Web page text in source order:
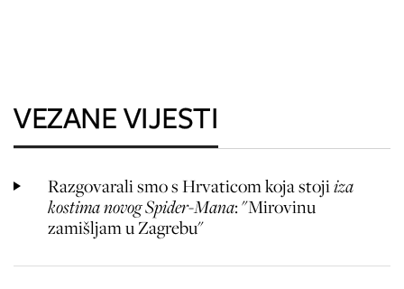
VEZANE VIJESTI
Razgovarali smo s Hrvaticom koja stojiiza
kostima novog Spider-Mana: "Mirovinu
zamišljam u Zagrebu"